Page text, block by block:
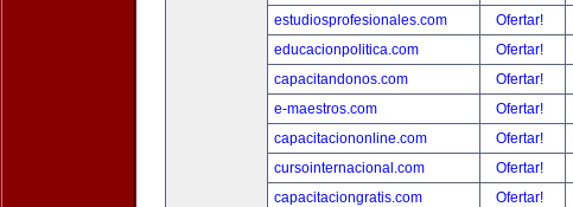
estudiosprofesionales.com
Ofertar!
educacionpolitica.com
Ofertar!
capacitandonos.com
Ofertar!
e-maestros.com
Ofertar!
capacitaciononline.com
Ofertar!
cursointernacional.com
Ofertar!
capacitaciongratis.com
Ofertar!